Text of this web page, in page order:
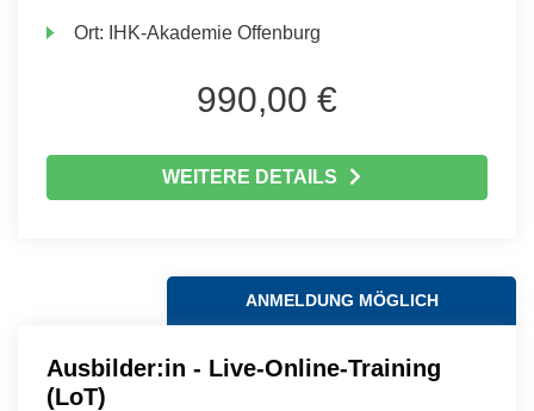
Ort: IHK-Akademie Offenburg
990,00 €
WEITERE DETAILS
ANMELDUNG MÖGLICH
Ausbilder:in - Live-Online-Training
(LoT)